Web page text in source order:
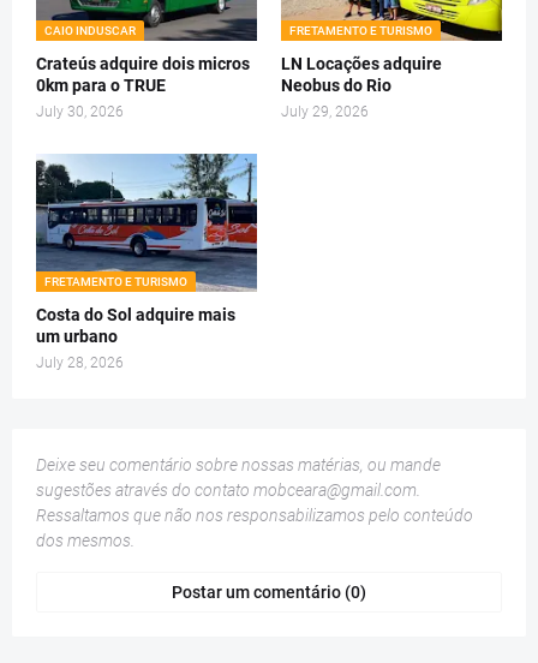
CAIO INDUSCAR
Crateús adquire dois micros
0km para o TRUE
July 30, 2026
FRETAMENTO E TURISMO
LN Locações adquire
Neobus do Rio
July 29, 2026
FRETAMENTO E TURISMO
Costa do Sol adquire mais
um urbano
July 28, 2026
Deixe seu comentário sobre nossas matérias, ou mande
sugestões através do contato mobceara@gmail.com
Ressaltamos que não nos responsabilizamos pelo conteúdo
dos mesmos.
Postar um comentário (0)